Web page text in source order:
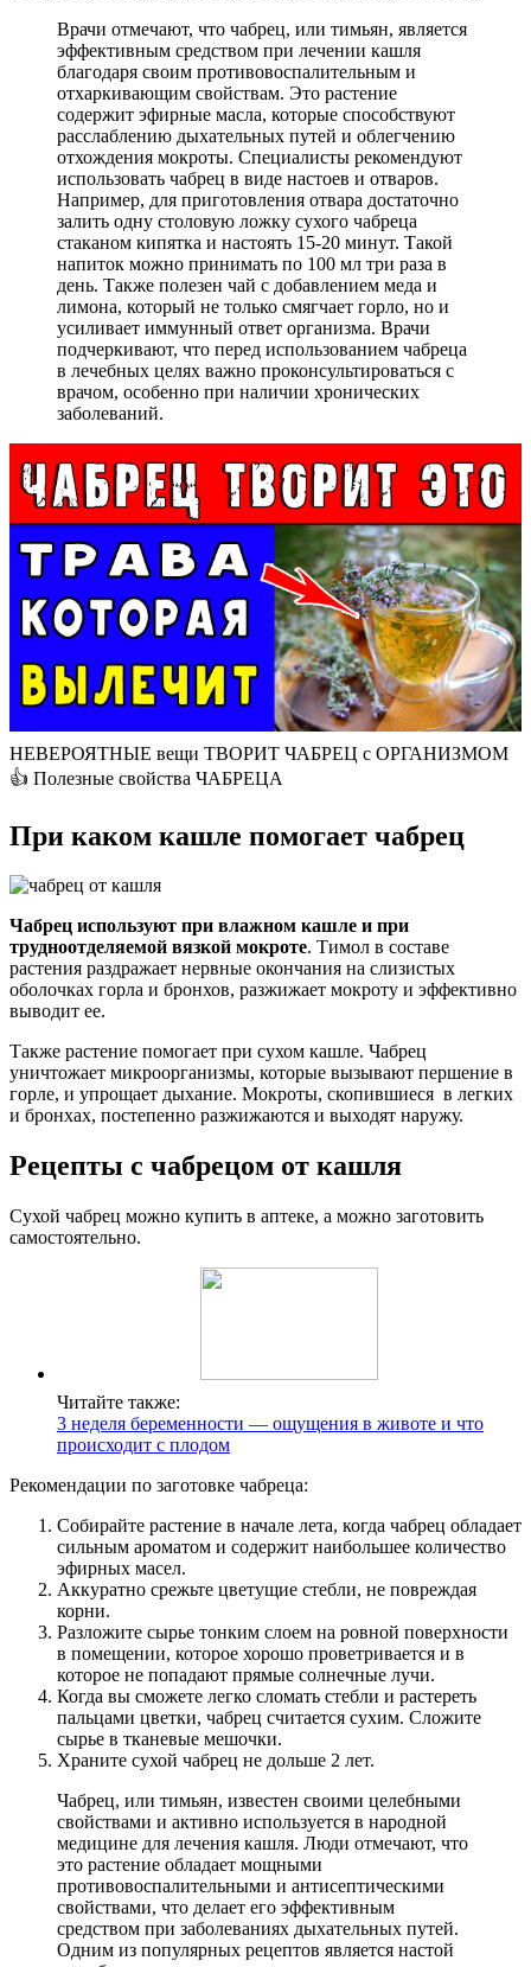
Врачи отмечают, что чабрец, или тимьян, является
эффективным средством при лечении кашля
благодаря своим противовоспалительным и
отхаркивающим свойствам. Это растение
содержит эфирные масла, которые способствуют
расслаблению дыхательных путей и облегчению
отхождения мокроты. Специалисты рекомендуют
использовать чабрец в виде настоев и отваров.
Например, для приготовления отвара достаточно
залить одну столовую ложку сухого чабреца
стаканом кипятка и настоять 15-20 минут. Такой
напиток можно принимать по 100 мл три раза в
день. Также полезен чай с добавлением меда и
лимона, который не только смягчает горло, но и
усиливает иммунный ответ организма. Врачи
подчеркивают, что перед использованием чабреца
в лечебных целях важно проконсультироваться с
врачом, особенно при наличии хронических
заболеваний.
НЕВЕРОЯТНЫЕ вещи ТВОРИТ ЧАБРЕЦ с ОРГАНИЗМОМ
👍 Полезные свойства ЧАБРЕЦА
При каком кашле помогает чабрец
Чабрец используют при влажном кашле и при
трудноотделяемой вязкой мокроте. Тимол в составе
растения раздражает нервные окончания на слизистых
оболочках горла и бронхов, разжижает мокроту и эффективно
выводит ее.
Также растение помогает при сухом кашле. Чабрец
уничтожает микроорганизмы, которые вызывают першение в
горле, и упрощает дыхание. Мокроты, скопившиеся в легких
и бронхах, постепенно разжижаются и выходят наружу.
Рецепты с чабрецом от кашля
Сухой чабрец можно купить в аптеке, а можно заготовить
самостоятельно.
Читайте также:
3 неделя беременности — ощущения в животе и что
происходит с плодом
Рекомендации по заготовке чабреца:
Собирайте растение в начале лета, когда чабрец обладает
сильным ароматом и содержит наибольшее количество
эфирных масел.
Аккуратно срежьте цветущие стебли, не повреждая
корни.
Разложите сырье тонким слоем на ровной поверхности
в помещении, которое хорошо проветривается и в
которое не попадают прямые солнечные лучи.
Когда вы сможете легко сломать стебли и растереть
пальцами цветки, чабрец считается сухим. Сложите
сырье в тканевые мешочки.
Храните сухой чабрец не дольше 2 лет.
Чабрец, или тимьян, известен своими целебными
свойствами и активно используется в народной
медицине для лечения кашля. Люди отмечают, что
это растение обладает мощными
противовоспалительными и антисептическими
свойствами, что делает его эффективным
средством при заболеваниях дыхательных путей.
Одним из популярных рецептов является настой